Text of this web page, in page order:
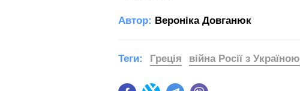
Автор: Вероніка Довганюк
Теги: Греція війна Росії з Україною